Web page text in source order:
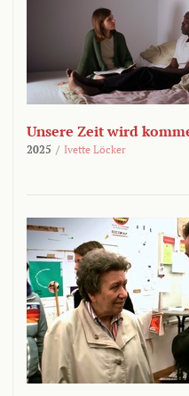
Unsere Zeit wird
2025 / Ivette Löcker